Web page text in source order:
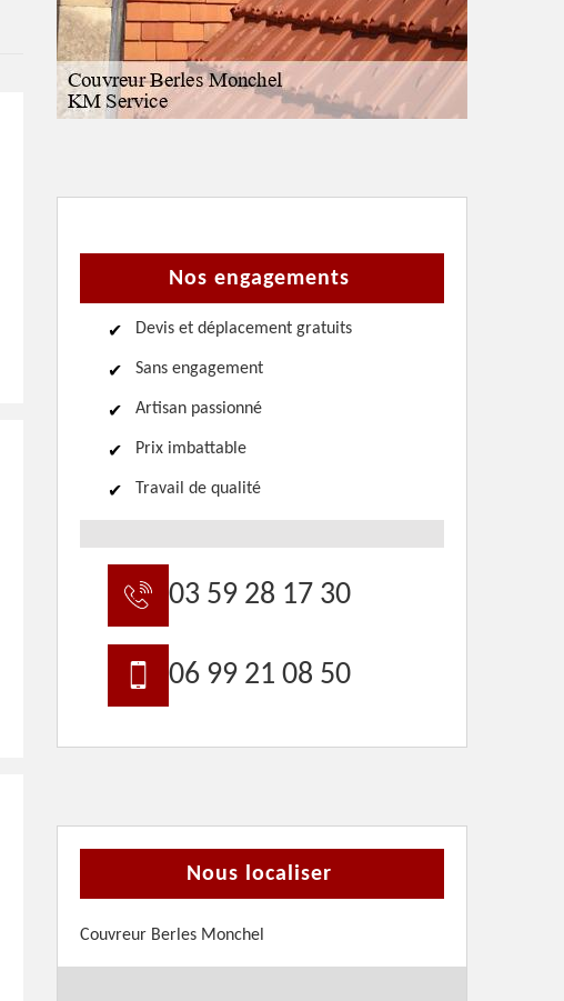
Nos engagements
Devis et déplacement gratuits
Sans engagement
Artisan passionné
Prix imbattable
Travail de qualité
03 59 28 17 30
06 99 21 08 50
Nous localiser
Couvreur Berles Monchel